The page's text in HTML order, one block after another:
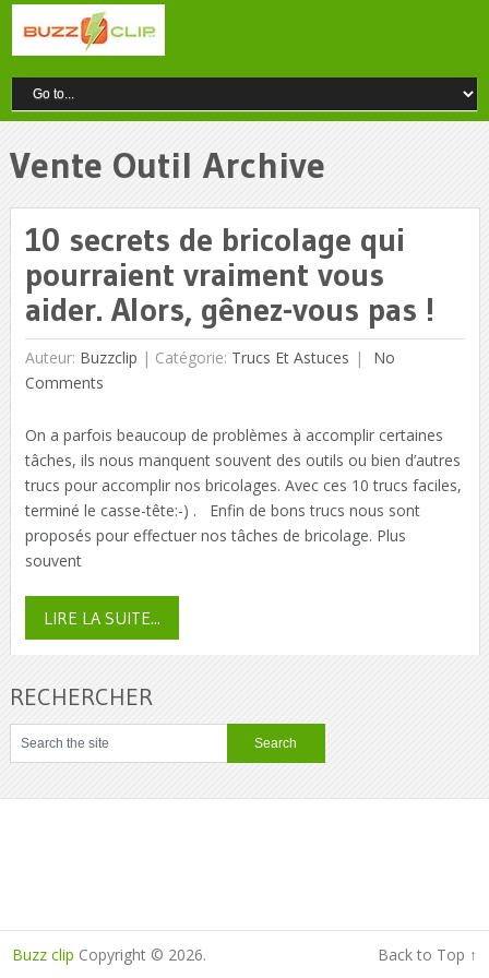
Vente Outil Archive
10 secrets de bricolage qui
pourraient vraiment vous
aider. Alors, gênez-vous pas !
Auteur: Buzzclip | Catégorie: Trucs Et Astuces
No
Comments
On a parfois beaucoup de problèmes à accomplir certaines
tâches, ils nous manquent souvent des outils ou bien d’autres
trucs pour accomplir nos bricolages. Avec ces 10 trucs faciles,
terminé le casse-tête:-) . Enfin de bons trucs nous sont
proposés pour effectuer nos tâches de bricolage. Plus
souvent
LIRE LA SUITE...
RECHERCHER
Buzz clip Copyright © 2026. Back to Top ↑